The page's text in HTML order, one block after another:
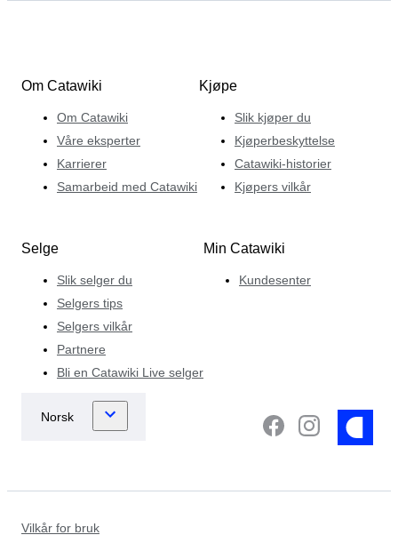
Om Catawiki
Om Catawiki
Våre eksperter
Karrierer
Samarbeid med Catawiki
Kjøpe
Slik kjøper du
Kjøperbeskyttelse
Catawiki-historier
Kjøpers vilkår
Selge
Slik selger du
Selgers tips
Selgers vilkår
Partnere
Bli en Catawiki Live selger
Min Catawiki
Kundesenter
Vilkår for bruk